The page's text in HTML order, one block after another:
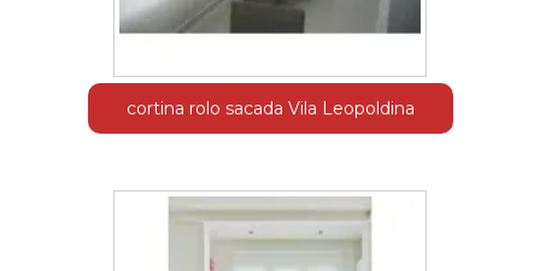
cortina rolo sacada Vila Leopoldina